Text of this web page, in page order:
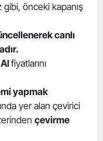
gibi, önceki kapanış
canlı
fiyatlarını
yapmak
yer alan çevirici
çevirme